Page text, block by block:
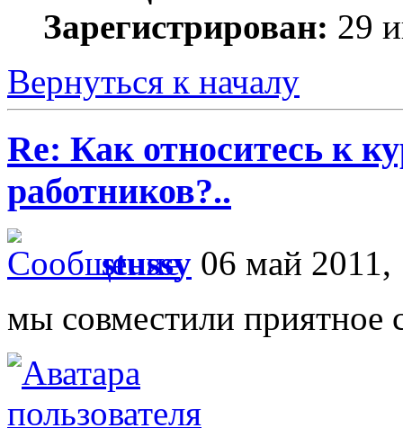
Зарегистрирован: 29
Вернуться к началу
Re: Как относитесь к
работников?..
stussy 06 май 2011,
мы совместили приятное